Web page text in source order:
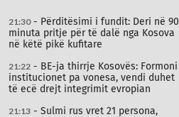
21:30- Përditësimi i fundit: Deri në 90
minuta pritje për të dalë nga Kosova
në këtë pikë kufitare
21:22 - BE-ja thirrje Kosovës: Formoni
institucionet pa vonesa, vendi duhet
të ecë drejt integrimit evropian
21:13 - Sulmi rus vret 21 persona,